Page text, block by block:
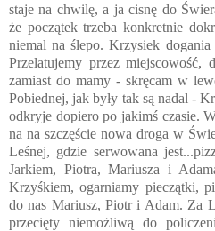
staje na chwilę, a ja cisnę do
że początek trzeba konkretnie
niemal na ślepo. Krzysiek
Przelatujemy przez miejscowość,
zamiast do mamy - skręcam w
Pobiednej, jak były tak są nadal -
odkryje dopiero po jakimś czasie.
na na szczęście nowa droga w
Leśnej, gdzie serwowana
Jarkiem, Piotra, Mariusza i
Krzyśkiem, ogarniamy pieczątki,
do nas Mariusz, Piotr i Adam. Za
przecięty niemożliwą do